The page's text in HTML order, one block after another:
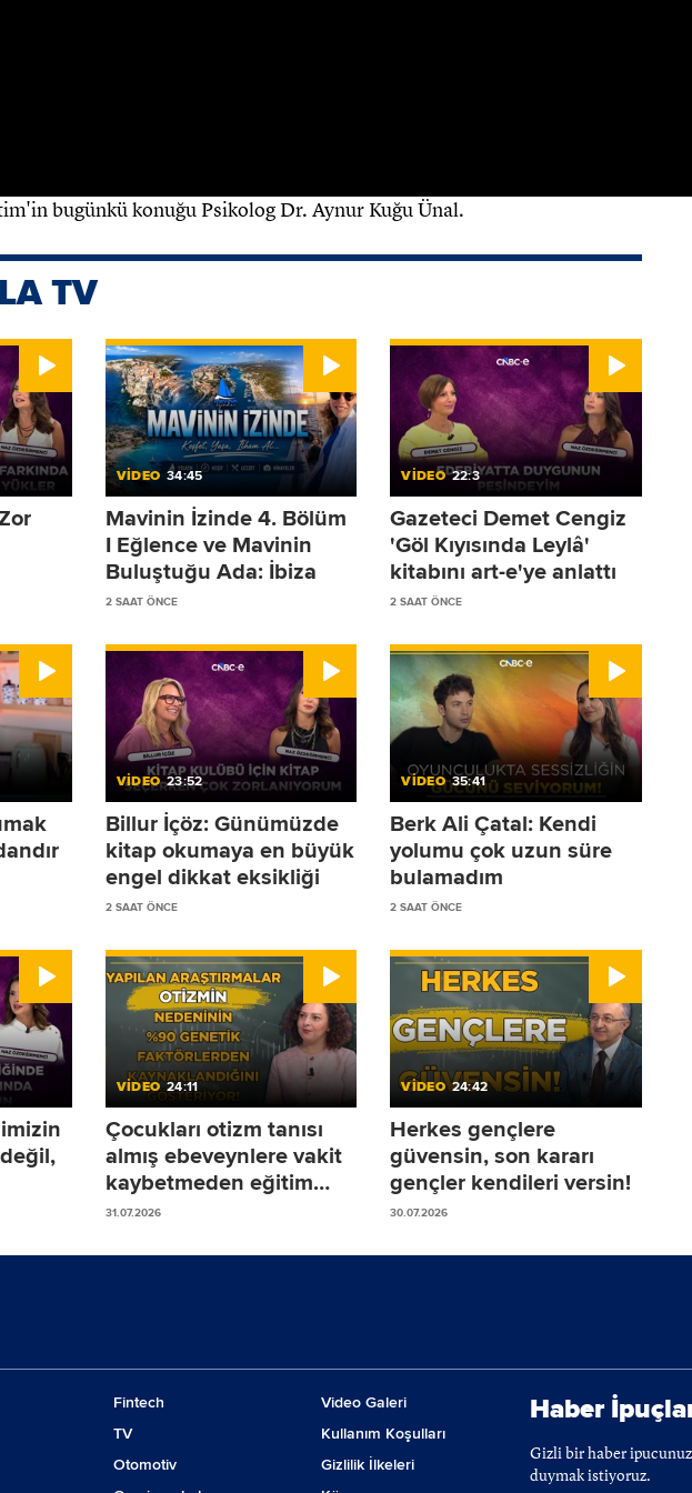
bugünkü konuğu Psikolog Dr. Aynur Kuğu Ünal.
TV
VİDEO 34:45
Mavinin İzinde 4. Bölüm
I Eğlence ve Mavinin
Buluştuğu Ada: İbiza
2 SAAT ÖNCE
VİDEO 22:3
Gazeteci Demet Cengiz
'Göl Kıyısında Leylâ'
kitabını art-e'ye anlattı
2 SAAT ÖNCE
VİDEO 23:52
Billur İçöz: Günümüzde
kitap okumaya en büyük
engel dikkat eksikliği
2 SAAT ÖNCE
VİDEO 35:41
Berk Ali Çatal: Kendi
yolumu çok uzun süre
bulamadım
2 SAAT ÖNCE
VİDEO 24:11
Çocukları otizm tanısı
almış ebeveynlere vakit
kaybetmeden eğitim
sürecine başlamalarını
31.07.2026
VİDEO 24:42
Herkes gençlere
güvensin, son kararı
gençler kendileri versin!
30.07.2026
Fintech
TV
Otomotiv
Video Galeri
Kullanım Koşulları
Gizlilik İlkeleri
Haber
Gizli bir haber
duymak istiyoruz.